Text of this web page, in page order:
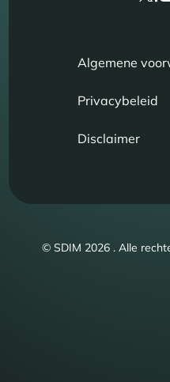
Algemene
Privacybeleid
Disclaimer
© SDIM 2026 . Alle